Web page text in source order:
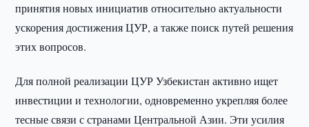
принятия новых инициатив относительно актуальности
ускорения достижения ЦУР, а также поиск путей решения
этих вопросов.
Для полной реализации ЦУР Узбекистан активно ищет
инвестиции и технологии, одновременно укрепляя более
тесные связи с странами Центральной Азии. Эти усилия